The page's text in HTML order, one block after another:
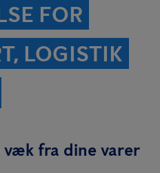
FOR
LOGISTIK
væk fra dine varer